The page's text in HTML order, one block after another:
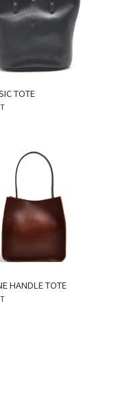
TOTE
HANDLE TOTE